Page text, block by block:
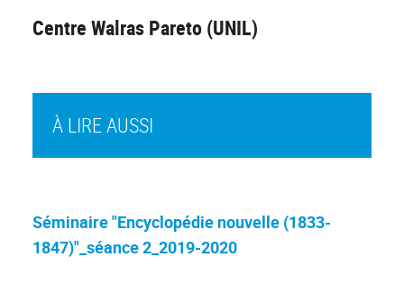
À LIRE AUSSI
Séminaire "Encyclopédie nouvelle (1833-
1847)"_séance 2_2019-2020
Centre Walras Pareto (UNIL)